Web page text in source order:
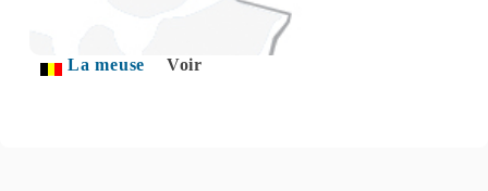
La meuse Voir